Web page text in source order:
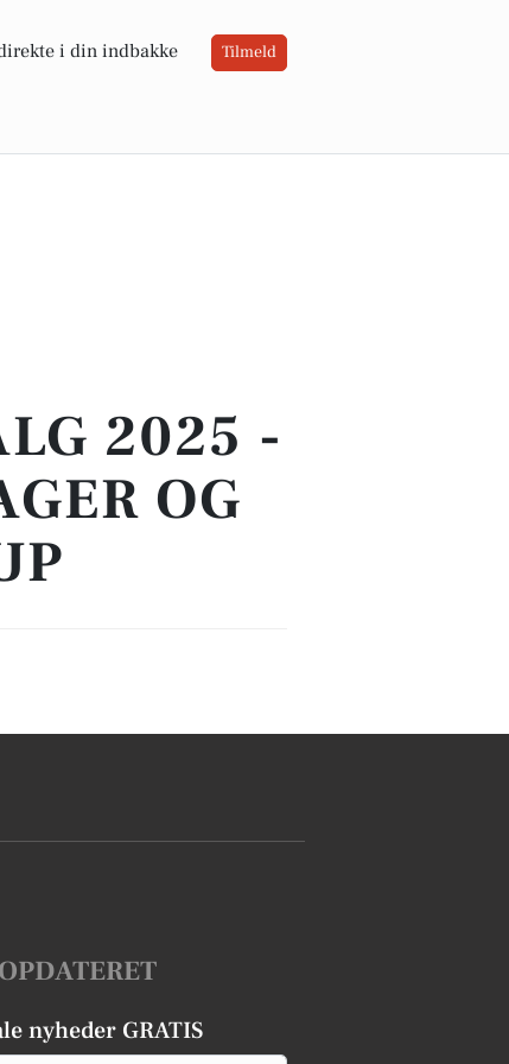
i din indbakke Tilmeld
2025 -
OG
nyheder GRATIS